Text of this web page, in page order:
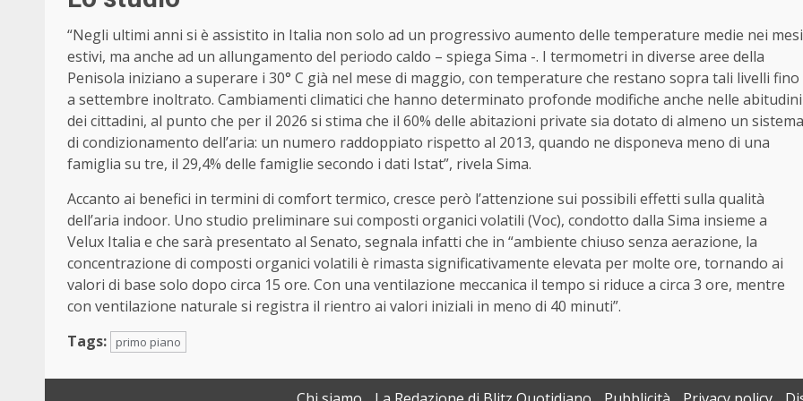
“Negli ultimi anni si è assistito in Italia non solo ad un progressivo aumento delle temperature medie nei mesi
estivi, ma anche ad un allungamento del periodo caldo – spiega Sima -. I termometri in diverse aree della
Penisola iniziano a superare i 30° C già nel mese di maggio, con temperature che restano sopra tali livelli fino
a settembre inoltrato. Cambiamenti climatici che hanno determinato profonde modifiche anche nelle abitudini
dei cittadini, al punto che per il 2026 si stima che il 60% delle abitazioni private sia dotato di almeno un sistema
di condizionamento dell’aria: un numero raddoppiato rispetto al 2013, quando ne disponeva meno di una
famiglia su tre, il 29,4% delle famiglie secondo i dati Istat”, rivela Sima.
Accanto ai benefici in termini di comfort termico, cresce però l’attenzione sui possibili effetti sulla qualità
dell’aria indoor. Uno studio preliminare sui composti organici volatili (Voc), condotto dalla Sima insieme a
Velux Italia e che sarà presentato al Senato, segnala infatti che in “ambiente chiuso senza aerazione, la
concentrazione di composti organici volatili è rimasta significativamente elevata per molte ore, tornando ai
valori di base solo dopo circa 15 ore. Con una ventilazione meccanica il tempo si riduce a circa 3 ore, mentre
con ventilazione naturale si registra il rientro ai valori iniziali in meno di 40 minuti”.
Tags:
primo piano